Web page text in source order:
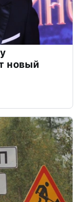
новый